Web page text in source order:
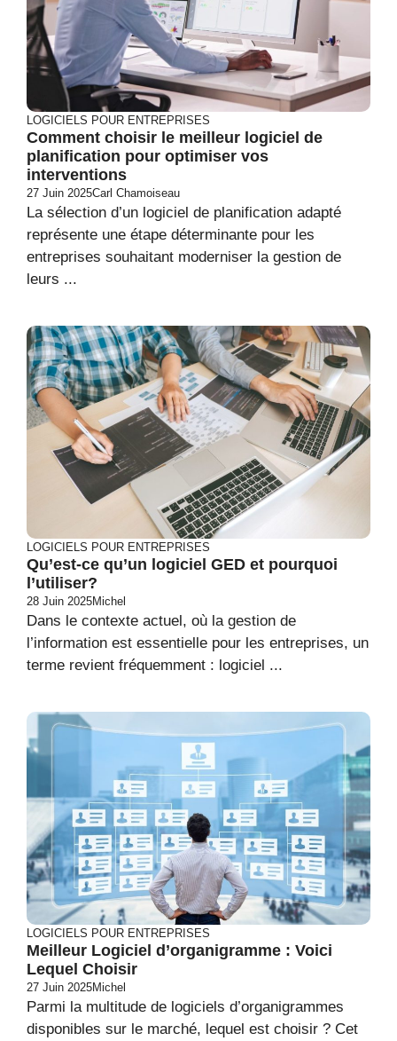
LOGICIELS POUR ENTREPRISES
Comment choisir le meilleur logiciel de
planification pour optimiser vos
interventions
27 Juin 2025Carl Chamoiseau
La sélection d’un logiciel de planification adapté
représente une étape déterminante pour les
entreprises souhaitant moderniser la gestion de
leurs ...
LOGICIELS POUR ENTREPRISES
Qu’est-ce qu’un logiciel GED et pourquoi
l’utiliser?
28 Juin 2025Michel
Dans le contexte actuel, où la gestion de
l’information est essentielle pour les entreprises, un
terme revient fréquemment : logiciel ...
LOGICIELS POUR ENTREPRISES
Meilleur Logiciel d’organigramme : Voici
Lequel Choisir
27 Juin 2025Michel
Parmi la multitude de logiciels d’organigrammes
disponibles sur le marché, lequel est choisir ? Cet